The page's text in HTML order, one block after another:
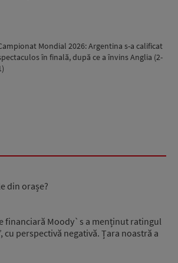
Mondial 2026: Argentina s-a calificat
în finală, după ce a învins Anglia (2-
din orașe?
financiară Moody`s a menținut ratingul
cu perspectivă negativă. Țara noastră a